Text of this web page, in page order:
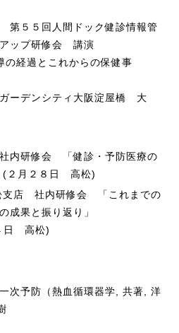
第５５回人間ドック健診情報管
ップ研修会 講演
の経過とこれからの保健事
ーデンシティ大阪淀屋橋 大
内研修会 「健診・予防医療の
２月２８日 高松)
支店 社内研修会 「これまでの
成果と振り返り」
日 高松)
次予防（熱血循環器学, 共著, 洋